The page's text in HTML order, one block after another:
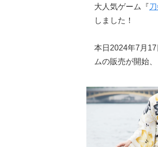
大人気ゲーム『
しました！
本日2024年7月
ムの販売が開始